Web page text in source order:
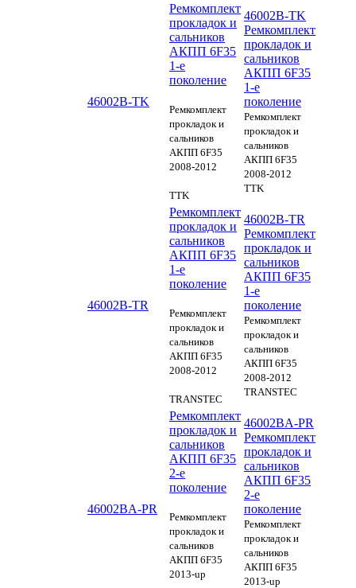
46002B-TK
Ремкомплект
прокладок и
сальников
АКПП 6F35
1-е
поколение
Ремкомплект
прокладок и
сальников
АКПП 6F35
2008-2012
TTK
46002B-TK
Ремкомплект
прокладок и
сальников
АКПП 6F35
1-е
поколение
Ремкомплект
прокладок и
сальников
АКПП 6F35
2008-2012
TTK
46002B-TR
Ремкомплект
прокладок и
сальников
АКПП 6F35
1-е
поколение
Ремкомплект
прокладок и
сальников
АКПП 6F35
2008-2012
TRANSTEC
46002B-TR
Ремкомплект
прокладок и
сальников
АКПП 6F35
1-е
поколение
Ремкомплект
прокладок и
сальников
АКПП 6F35
2008-2012
TRANSTEC
46002BA-PR
Ремкомплект
прокладок и
сальников
АКПП 6F35
2-е
поколение
Ремкомплект
прокладок и
сальников
АКПП 6F35
2013-up
46002BA-PR
Ремкомплект
прокладок и
сальников
АКПП 6F35
2-е
поколение
Ремкомплект
прокладок и
сальников
АКПП 6F35
2013-up